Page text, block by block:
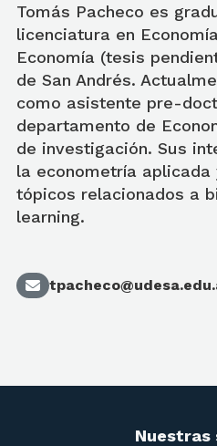
Tomás Pacheco es
licenciatura en
Economía (tesis
de San Andrés.
como asistente pre-
departamento de
de investigación. Sus
la econometría aplicada
tópicos relacionados a
learning.
Nuestras